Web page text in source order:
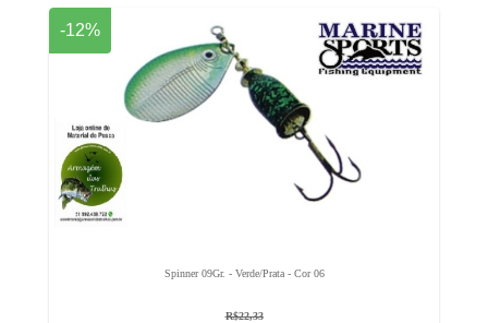
-12%
Spinner 09Gr. - Verde/Prata - Cor 06
R$22,33